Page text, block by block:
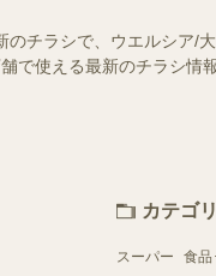
チラシで、ウエルシア/
で使える最新のチラシ
カテゴ
スーパー 食品